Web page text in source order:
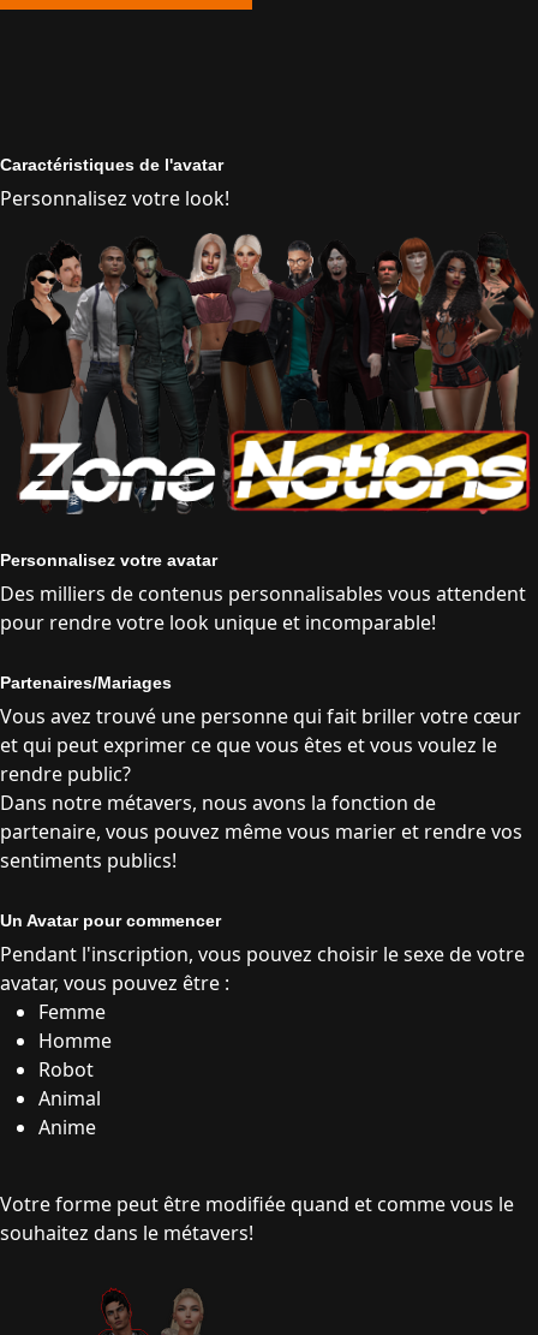
Caractéristiques de l'avatar
Personnalisez votre look!
Personnalisez votre avatar
Des milliers de contenus personnalisables vous attendent
pour rendre votre look unique et incomparable!
Partenaires/Mariages
Vous avez trouvé une personne qui fait briller votre cœur
et qui peut exprimer ce que vous êtes et vous voulez le
rendre public?
Dans notre métavers, nous avons la fonction de
partenaire, vous pouvez même vous marier et rendre vos
sentiments publics!
Un Avatar pour commencer
Pendant l'inscription, vous pouvez choisir le sexe de votre
avatar, vous pouvez être :
Femme
Homme
Robot
Animal
Anime
Votre forme peut être modifiée quand et comme vous le
souhaitez dans le métavers!